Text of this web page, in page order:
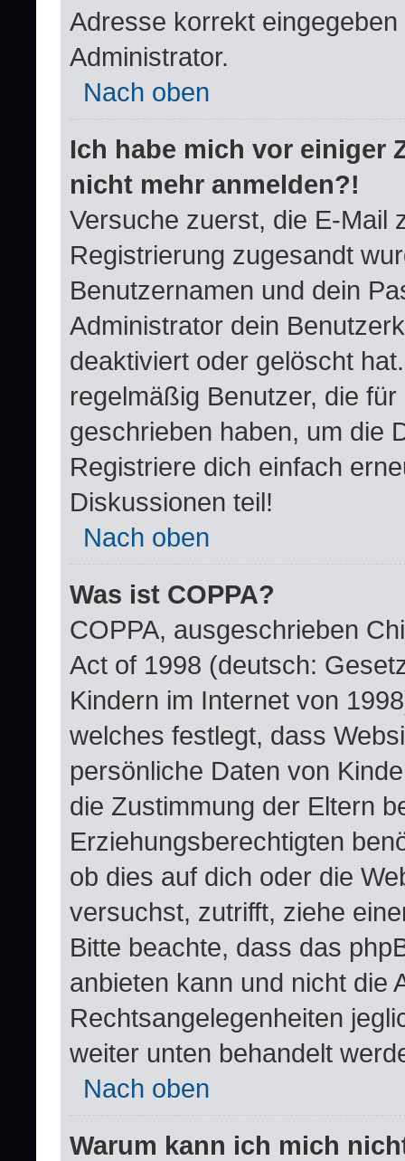
Adresse korrekt
Administrator.
Nach oben
Ich habe mich vor einiger
nicht mehr anmelden?!
Versuche zuerst, die E-Mail
Registrierung zugesandt
Benutzernamen und dein
Administrator dein
deaktiviert oder gelöscht
regelmäßig Benutzer, die
geschrieben haben, um die
Registriere dich einfach
Diskussionen teil!
Nach oben
Was ist COPPA?
COPPA, ausgeschrieben
Act of 1998 (deutsch:
Kindern im Internet von
welches festlegt, dass
persönliche Daten von
die Zustimmung der Eltern
Erziehungsberechtigten
ob dies auf dich oder die
versuchst, zutrifft, ziehe
Bitte beachte, dass das
anbieten kann und nicht die
Rechtsangelegenheiten
weiter unten behandelt
Nach oben
Warum kann ich mich